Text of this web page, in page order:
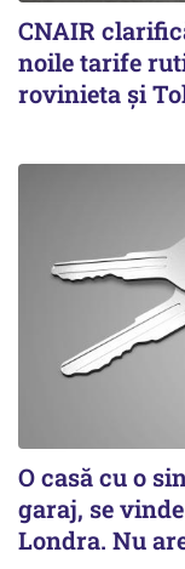
CNAIR
noile tarife
rovinieta și
O casă cu o
garaj, se
Londra. Nu